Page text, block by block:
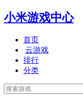
小米游戏中心
首页
云游戏
排行
分类